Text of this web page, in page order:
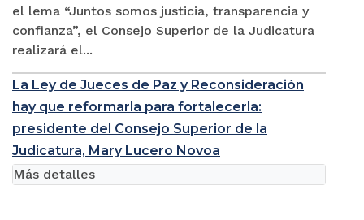
el lema “Juntos somos justicia, transparencia y
confianza”, el Consejo Superior de la Judicatura
realizará el...
La Ley de Jueces de Paz y Reconsideración
hay que reformarla para fortalecerla:
presidente del Consejo Superior de la
Judicatura, Mary Lucero Novoa
Más detalles